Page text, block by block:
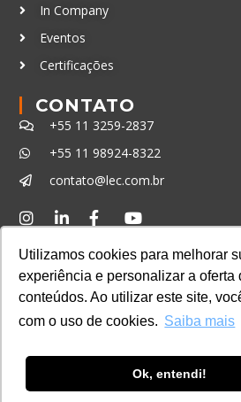
Utilizamos cookies para melhorar
experiência e personalizar a oferta
conteúdos. Ao utilizar este site,
com o uso de cookies. Saiba mais
Ok, entendi!
In Company
Eventos
Certificações
CONTATO
+55 11 3259-2837
+55 11 98924-8322
contato@lec.com.br
Consulte aqui o cadastro da
Sistema e-MEC